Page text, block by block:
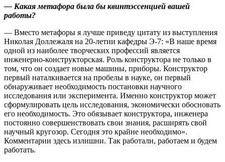
— Какая метафора была бы квинтэссенцией вашей
работы?
— Вместо метафоры я лучше приведу цитату из выступления
Николая Доллежаля на 20-летии кафедры Э-7: «В наше время
одной из наиболее творческих профессий является
инженерно-конструкторская. Роль конструктора не только в
том, что он создает новые машины, приборы. Конструктор
первый наталкивается на пробелы в науке, он первый
обнаруживает необходимость постановки научного
исследования или эксперимента. Именно конструктор может
сформулировать цель исследования, экономически обосновать
его необходимость. Это обязывает конструктора, инженера
постоянно совершенствовать свои знания, расширять свой
научный кругозор. Сегодня это крайне необходимо».
Комментарии здесь излишни. Так работали, работаем и будем
работать.